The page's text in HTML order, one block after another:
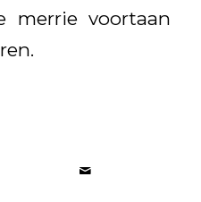
merrie voortaan